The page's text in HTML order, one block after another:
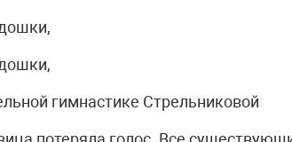
гимнастике Стрельниковой